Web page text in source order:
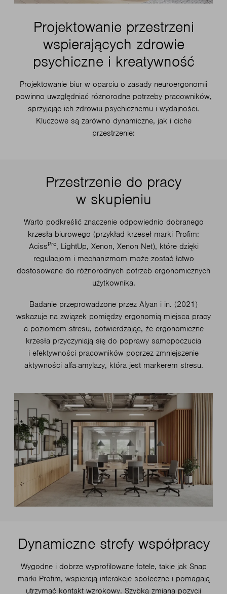
Projektowanie przestrzeni
wspierających zdrowie
psychiczne i kreatywność
Projektowanie biur w oparciu o zasady neuroergonomii
powinno uwzględniać różnorodne potrzeby pracowników,
sprzyjając ich zdrowiu psychicznemu i wydajności.
Kluczowe są zarówno dynamiczne, jak i ciche
przestrzenie:
Przestrzenie do pracy
w skupieniu
Warto podkreślić znaczenie odpowiednio dobranego
krzesła biurowego (przykład krzeseł marki Profim:
AcissPro, LightUp, Xenon, Xenon Net), które dzięki
regulacjom i mechanizmom może zostać łatwo
dostosowane do różnorodnych potrzeb ergonomicznych
użytkownika.
Badanie przeprowadzone przez Alyan i in. (2021)
wskazuje na związek pomiędzy ergonomią miejsca pracy
a poziomem stresu, potwierdzając, że ergonomiczne
krzesła przyczyniają się do poprawy samopoczucia
i efektywności pracowników poprzez zmniejszenie
aktywności alfa-amylazy, która jest markerem stresu.
Dynamiczne strefy współpracy
Wygodne i dobrze wyprofilowane fotele, takie jak Snap
marki Profim, wspierają interakcje społeczne i pomagają
utrzymać kontakt wzrokowy. Szybka zmiana pozycji